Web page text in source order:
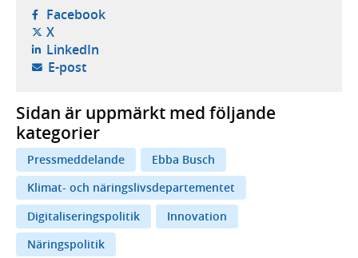
Facebook- öppnas i ny flik, extern webbplats,
X- öppnas i ny flik, extern webbplats,
LinkedIn- öppnas i ny flik, extern webbplats,
E-post- öppnar din e-postklient,
Sidan är uppmärkt med följande
kategorier
Pressmeddelande
Ebba Busch
Klimat- och näringslivsdepartementet
Digitaliseringspolitik
Innovation
Näringspolitik